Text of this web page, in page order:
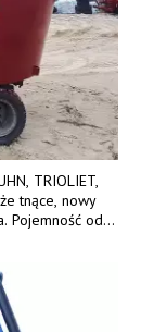
TRIOLIET,
tnące, nowy
Pojemność od
AKSA, woj.